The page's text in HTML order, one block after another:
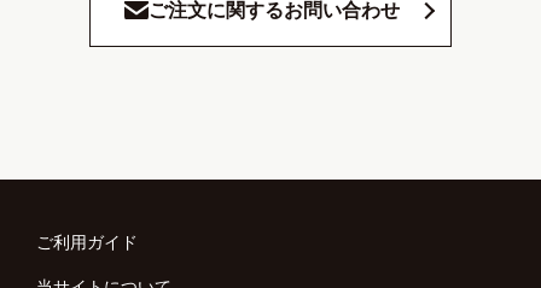
ご注文に関するお問い合わせ
ご利用ガイド